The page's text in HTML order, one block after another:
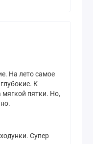
На лето самое
К
пятки. Но,
Супер